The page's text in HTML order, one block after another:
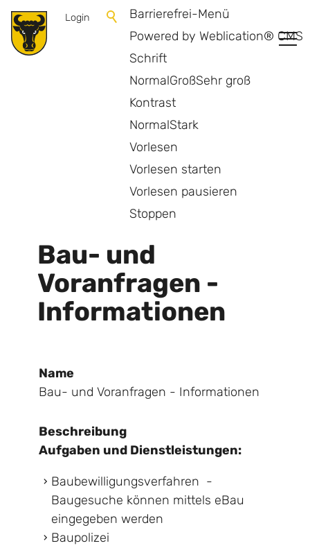
Barrierefrei-Menü
Powered by Weblication® CMS
Schrift
NormalGroßSehr groß
Kontrast
NormalStark
Vorlesen
Vorlesen starten
Vorlesen pausieren
Stoppen
Login
Bau- und
Voranfragen -
Informationen
Name
Bau- und Voranfragen - Informationen
Beschreibung
Aufgaben und Dienstleistungen:
Baubewilligungsverfahren -
Baugesuche können mittels eBau
eingegeben werden
Baupolizei